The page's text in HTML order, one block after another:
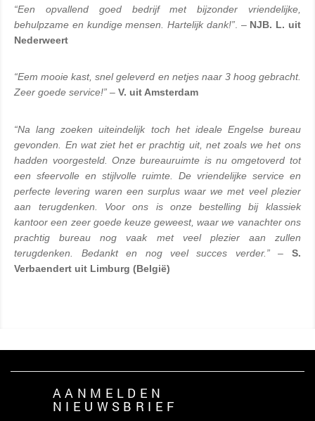
“Een opvallend goed bedrijf met bijzonder vriendelijke,
behulpzame en kundige mensen. Hartelijk dank!”. – NJB. L. uit
Nederweert
“Eem mooie kast, snel geleverd en netjes naar 3 hoog gebracht.
Zeer goede service!” – V. uit Amsterdam
“Na lang zoeken uiteindelijk toch het ideale Engelse bureau
gevonden. En wat ziet het er prachtig uit, net zoals we het ons
hadden voorgesteld. Onze bureauruimte is nu omgetoverd tot
een sfeervolle en stijlvolle ruimte. De vriendelijke service en
perfecte levering waren een surplus waar we met veel plezier
aan terugdenken. Voor ons is onze bestelling bij klassiek
kantoor een zeer goede keuze geweest, waar we vanachter ons
prachtig bureau nog vaak met veel plezier aan zullen
terugdenken. Bedankt en nog veel succes verder.” – S.
Verbaendert uit Limburg (België)
AANMELDEN
NIEUWSBRIEF